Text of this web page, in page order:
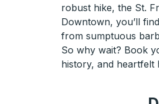
robust hike, the St.
Downtown, you’ll
from sumptuous
So why wait? Book
history, and heartfelt